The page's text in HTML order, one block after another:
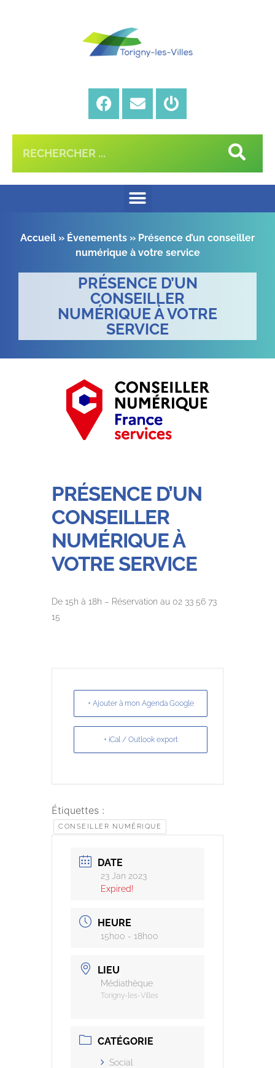
Accueil » Évenements » Présence d’un conseiller
numérique à votre service
PRÉSENCE D’UN
CONSEILLER
NUMÉRIQUE À VOTRE
SERVICE
PRÉSENCE D’UN
CONSEILLER
NUMÉRIQUE À
VOTRE SERVICE
De 15h à 18h – Réservation au 02 33 56 73
15
+ Ajouter à mon Agenda Google
+ iCal / Outlook export
Étiquettes :
CONSEILLER NUMÉRIQUE
DATE
23 Jan 2023
Expired!
HEURE
15h00 - 18h00
LIEU
Médiathèque
Torigny-les-Villes
CATÉGORIE
Social